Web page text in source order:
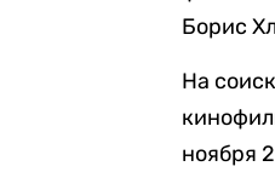
Борис
На
ноября